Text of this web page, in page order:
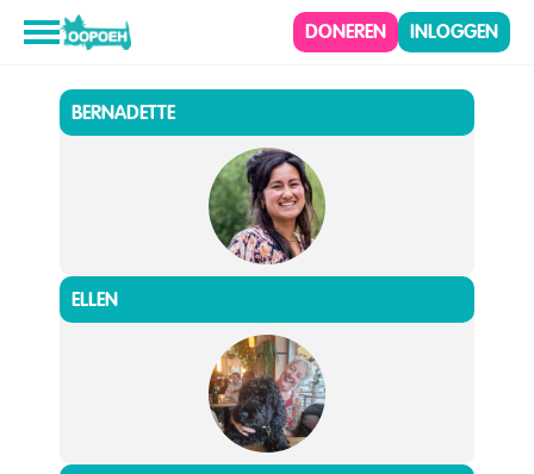
DONEREN INLOGGEN
BERNADETTE
ELLEN